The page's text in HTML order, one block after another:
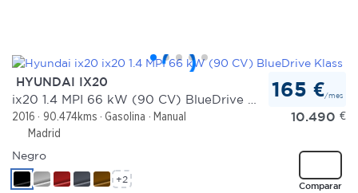
HYUNDAI IX20
2016 90.474kms Gasolina
Manual
Madrid
165 €/mes
10.490 €
Comparar
Negro
+2